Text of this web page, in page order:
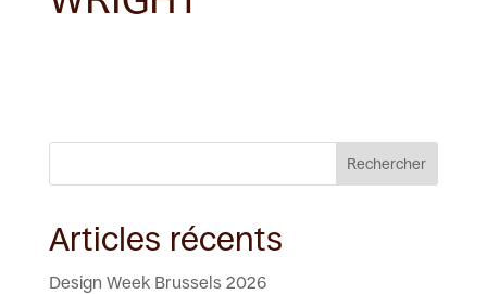
Rechercher
Articles récents
Design Week Brussels 2026